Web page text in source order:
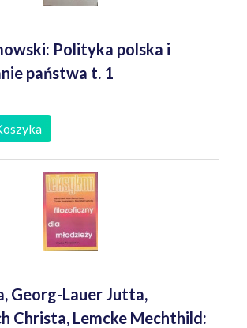
Polityka polska i
państwa t. 1
Georg-Lauer Jutta,
Christa, Lemcke Mechthild: